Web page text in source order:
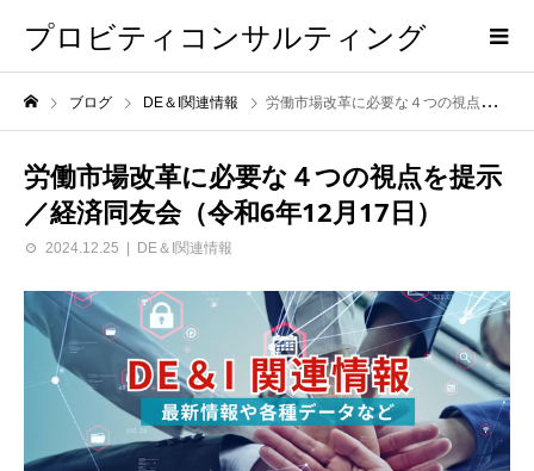
プロビティコンサルティング
ブログ DE＆I関連情報 労働市場改革に必要な４つの視点を提示／経済同友会（令和6年12月17日）
労働市場改革に必要な４つの視点を提示
／経済同友会（令和6年12月17日）
2024.12.25 DE＆I関連情報